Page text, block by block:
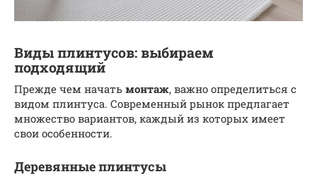
Виды плинтусов: выбираем
подходящий
Прежде чем начать монтаж, важно определиться с
видом плинтуса. Современный рынок предлагает
множество вариантов, каждый из которых имеет
свои особенности.
Деревянные плинтусы